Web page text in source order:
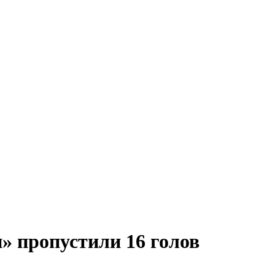
пропустили 16 голов